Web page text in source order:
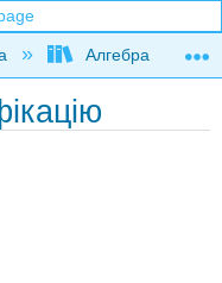
hierarchyАлгебра